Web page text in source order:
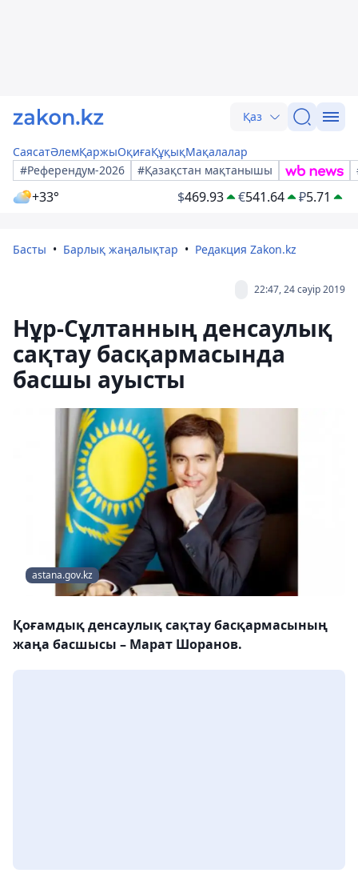
Қаз
СаясатӘлемҚаржыОқиғаҚұқықМақалалар
#Референдум-2026
#Қазақстан мақтанышы
+33° $469.93 €541.64 ₽5.71
Басты Барлық жаңалықтар Редакция Zakon.kz
22:47, 24 сәуір 2019
Нұр-Сұлтанның денсаулық
сақтау басқармасында
басшы ауысты
astana.gov.kz
Қоғамдық денсаулық сақтау басқармасының
жаңа басшысы – Марат Шоранов.